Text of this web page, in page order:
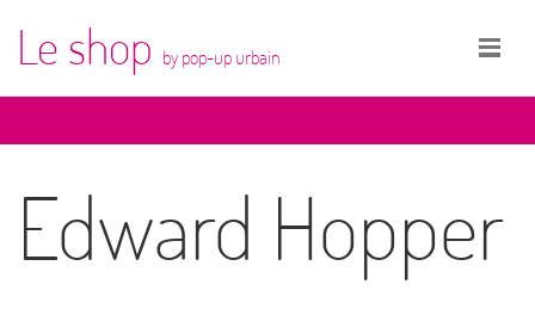
Le shop by pop-up urbain
Edward Hopper